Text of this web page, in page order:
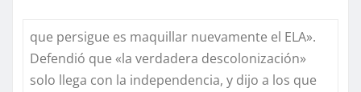
que persigue es maquillar nuevamente el ELA».
Defendió que «la verdadera descolonización»
solo llega con la independencia, y dijo a los que